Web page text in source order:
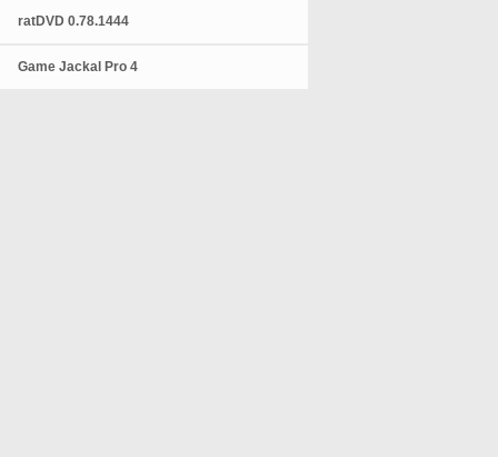
ratDVD 0.78.1444
Game Jackal Pro 4